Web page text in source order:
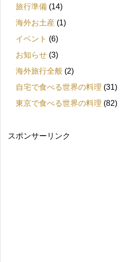
旅行準備 (14)
海外お土産 (1)
イベント (6)
お知らせ (3)
海外旅行全般 (2)
自宅で食べる世界の料理 (31)
東京で食べる世界の料理 (82)
スポンサーリンク